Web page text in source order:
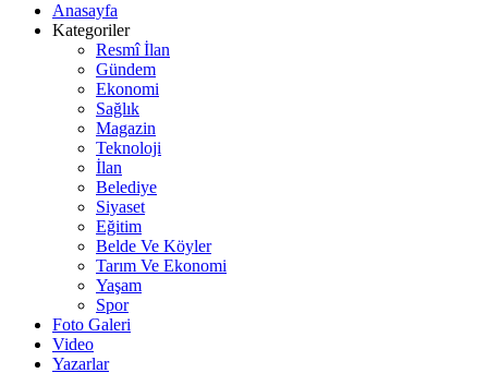
Anasayfa
Kategoriler
Resmî İlan
Gündem
Ekonomi
Sağlık
Magazin
Teknoloji
İlan
Belediye
Siyaset
Eğitim
Belde Ve Köyler
Tarım Ve Ekonomi
Yaşam
Spor
Foto Galeri
Video
Yazarlar